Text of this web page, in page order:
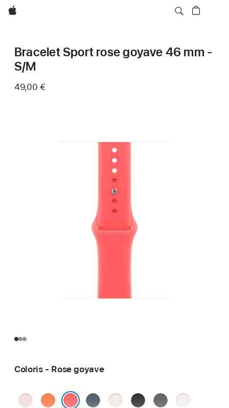
Apple
Bracelet Sport rose goyave 46 mm -
S/M
49,00 €
Coloris - Rose goyave
Rose
Clémentine Bleu
Lumière stellaire
Noir
Gris
Rose